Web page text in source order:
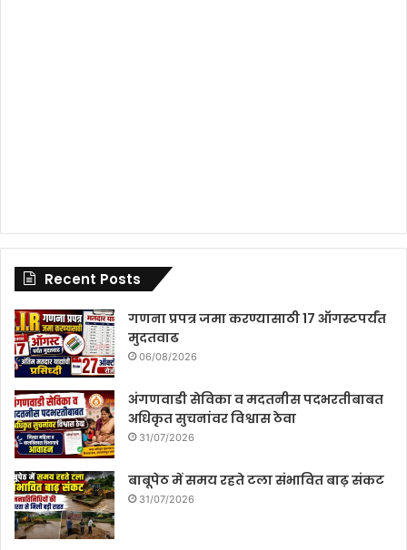
Recent Posts
गणना प्रपत्र जमा करण्यासाठी 17 ऑगस्टपर्यंत
मुदतवाढ
06/08/2026
अंगणवाडी सेविका व मदतनीस पदभरतीबाबत
अधिकृत सुचनांवर विश्वास ठेवा
31/07/2026
बाबूपेठ में समय रहते टला संभावित बाढ़ संकट
31/07/2026